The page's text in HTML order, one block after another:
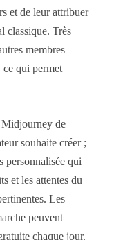
et de leur attribuer
classique. Très
membres
qui permet
Midjourney de
souhaite créer ;
personnalisée qui
et les attentes du
Les
peuvent
chaque jour.